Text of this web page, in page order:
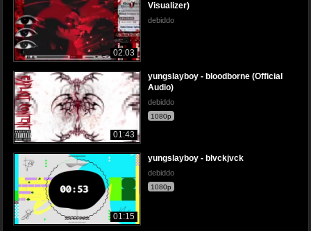
02:03
Visualizer)
debiddo
01:43
yungslayboy - bloodborne (Official
Audio)
debiddo
1080p
01:15
yungslayboy - blvckjvck
debiddo
1080p